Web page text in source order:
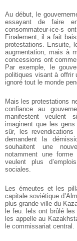
Au début, le
essayant de faire
consommateur·ice·s
Finalement, il a fait
protestations. Ensuite,
augmentation, mais à
concessions ont
Par exemple, le
politiques visant à offrir
ignoré tout le monde
Mais les protestations
confiance au
manifestent veulent
imaginent que les
sûr, les revendications
demandent la
souhaitent une
notamment une forme
veulent plus
sociales.
Les émeutes et les
capitale soviétique
plus grande ville du
le feu. Iels ont brûlé
les appelle au
le commissariat central.